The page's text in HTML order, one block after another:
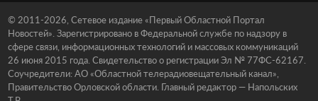
© 2011-2026, Сетевое издание «Первый Областной Портал
Новостей». Зарегистрировано в Федеральной службе по надзору в
сфере связи, информационных технологий и массовых коммуникаций
26 июня 2015 года. Свидетельство о регистрации Эл № 77ФС-62167.
Соучредители: АО «Областной телерадиовещательный канал»,
Правительство Орловской области. Главный редактор — Напольских